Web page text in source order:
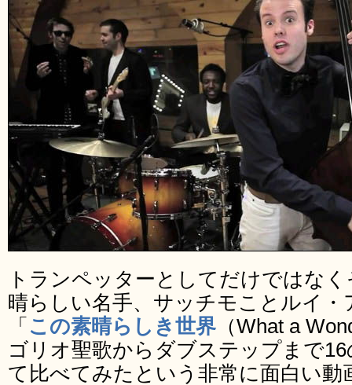
トランペッターとしてだけではな
晴らしい名手、サッチモことルイ
「 この素晴らしき世界 （What a
ゴリオ聖歌からダブステップまで
て比べてみたという非常に面白い動